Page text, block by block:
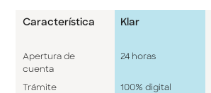
Característica Klar
Apertura de
cuenta
24 horas
Trámite 100% digital